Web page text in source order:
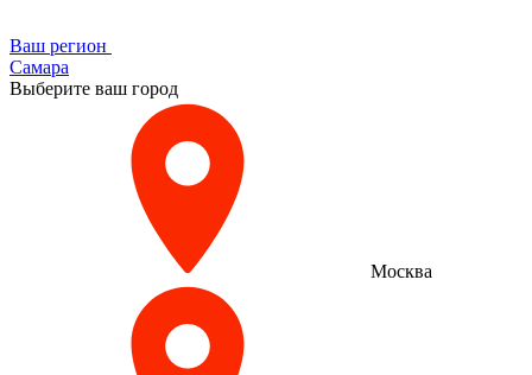
Ваш регион
Самара
Выберите ваш город
Москва